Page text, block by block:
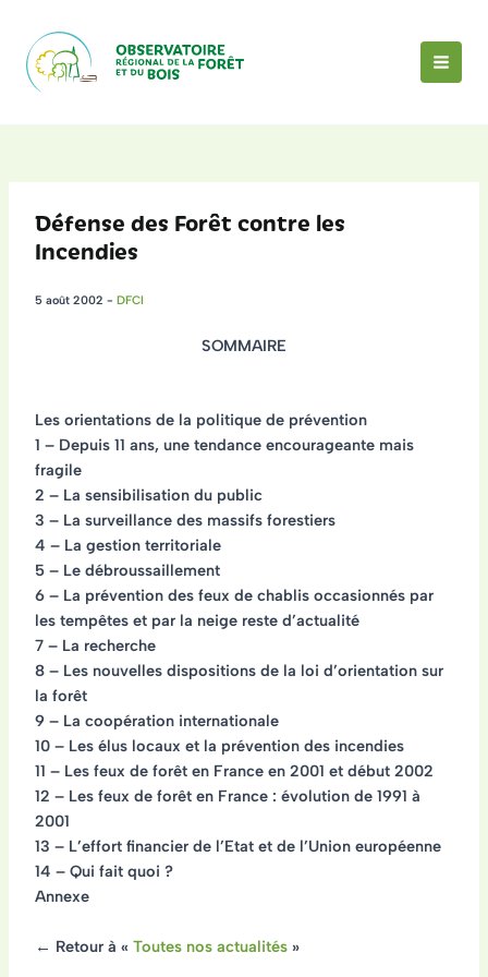
contenu
Défense des Forêt contre les
Incendies
5 août 2002 - DFCI
SOMMAIRE
Les orientations de la politique de prévention
1 – Depuis 11 ans, une tendance encourageante mais
fragile
2 – La sensibilisation du public
3 – La surveillance des massifs forestiers
4 – La gestion territoriale
5 – Le débroussaillement
6 – La prévention des feux de chablis occasionnés par
les tempêtes et par la neige reste d’actualité
7 – La recherche
8 – Les nouvelles dispositions de la loi d’orientation sur
la forêt
9 – La coopération internationale
10 – Les élus locaux et la prévention des incendies
11 – Les feux de forêt en France en 2001 et début 2002
12 – Les feux de forêt en France : évolution de 1991 à
2001
13 – L’effort financier de l’Etat et de l’Union européenne
14 – Qui fait quoi ?
Annexe
← Retour à « Toutes nos actualités»